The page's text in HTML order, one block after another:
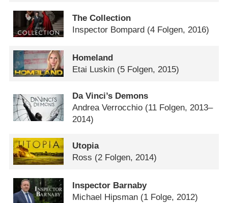
The Collection
Inspector Bompard (4 Folgen, 2016)
Homeland
Etai Luskin (5 Folgen, 2015)
Da Vinci’s Demons
Andrea Verrocchio (11 Folgen, 2013–
2014)
Utopia
Ross (2 Folgen, 2014)
Inspector Barnaby
Michael Hipsman (1 Folge, 2012)